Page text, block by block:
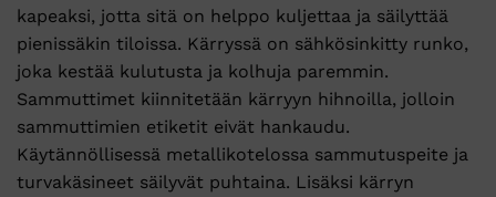
kapeaksi, jotta sitä on helppo kuljettaa ja säilyttää
pienissäkin tiloissa. Kärryssä on sähkösinkitty runko,
joka kestää kulutusta ja kolhuja paremmin.
Sammuttimet kiinnitetään kärryyn hihnoilla, jolloin
sammuttimien etiketit eivät hankaudu.
Käytännöllisessä metallikotelossa sammutuspeite ja
turvakäsineet säilyvät puhtaina. Lisäksi kärryn